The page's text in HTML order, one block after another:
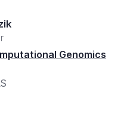
Genomics